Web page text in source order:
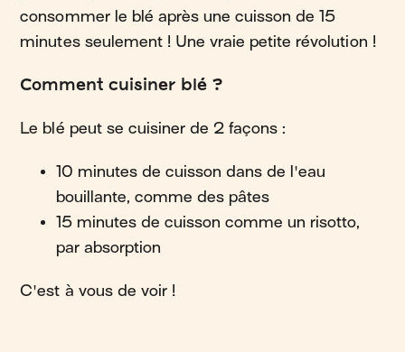
consommer le blé après une cuisson de 15
minutes seulement ! Une vraie petite révolution !
Comment cuisiner blé ?
Le blé peut se cuisiner de 2 façons :
10 minutes de cuisson dans de l'eau
bouillante, comme des pâtes
15 minutes de cuisson comme un risotto,
par absorption
C'est à vous de voir !